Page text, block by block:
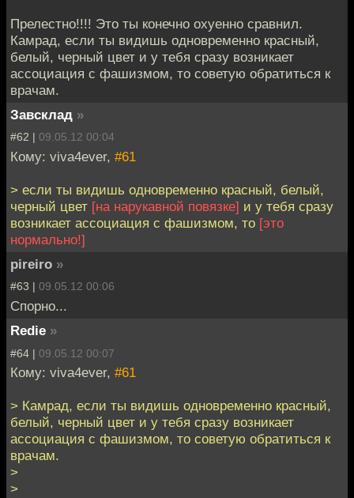
Прелестно!!!! Это ты конечно охуенно сравнил.
Камрад, если ты видишь одновременно красный,
белый, черный цвет и у тебя сразу возникает
ассоциация с фашизмом, то советую обратиться к
врачам.
Завсклад »
#62 | 09.05.12 00:04
Кому: viva4ever, #61
> если ты видишь одновременно красный, белый,
черный цвет [на нарукавной повязке] и у тебя сразу
возникает ассоциация с фашизмом, то [это
нормально!]
pireiro »
#63 | 09.05.12 00:06
Спорно...
Redie »
#64 | 09.05.12 00:07
Кому: viva4ever, #61
> Камрад, если ты видишь одновременно красный,
белый, черный цвет и у тебя сразу возникает
ассоциация с фашизмом, то советую обратиться к
врачам.
>
>